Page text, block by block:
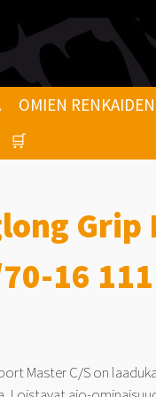
OMIEN
🛒
Grip
16
Master C/S on